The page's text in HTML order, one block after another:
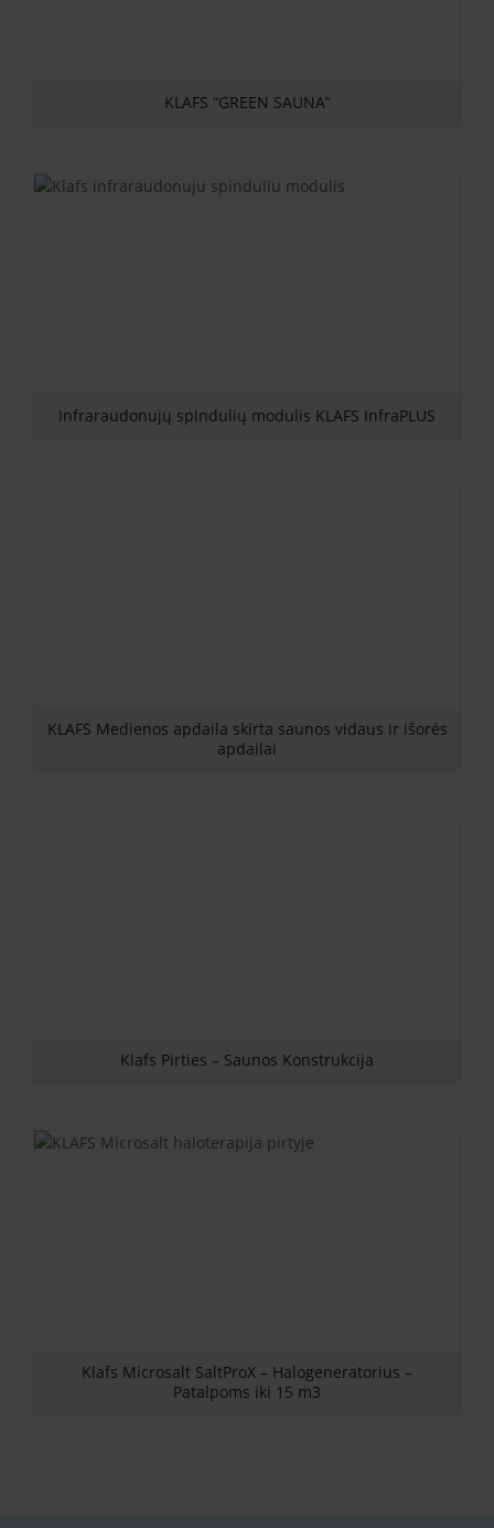
KLAFS “GREEN SAUNA”
Infraraudonujų spindulių modulis KLAFS InfraPLUS
KLAFS Medienos apdaila skirta saunos vidaus ir išorės
apdailai
Klafs Pirties – Saunos Konstrukcija
Klafs Microsalt SaltProX – Halogeneratorius –
Patalpoms iki 15 m3